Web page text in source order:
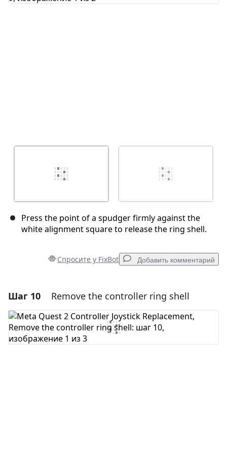
Press the point of a spudger firmly against the
white alignment square to release the ring shell.
Спросите у FixBot Добавить комментарий
Добавить комментарий
Добавить комментарий
Шаг 10 Remove the controller ring shell